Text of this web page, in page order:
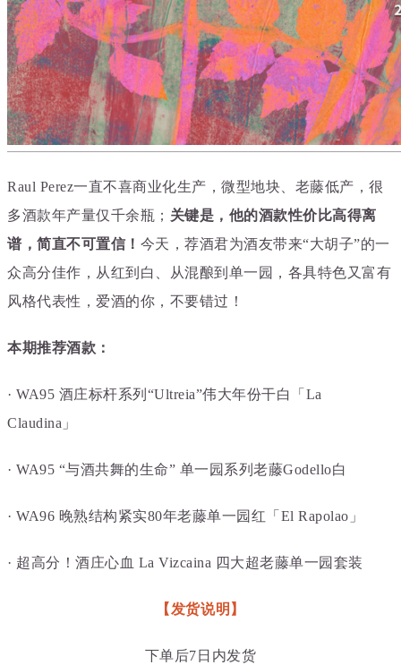
Raul Perez一直不喜商业化生产，微型地块、老藤低产，很
多酒款年产量仅千余瓶； 关键是，他的酒款性价比高得离
谱，简直不可置信！ 今天，荐酒君为酒友带来“大胡子”的一
众高分佳作，从红到白、从混酿到单一园，各具特色又富有
风格代表性，爱酒的你，不要错过！
本期推荐酒款：
· WA95 酒庄标杆系列“Ultreia”伟大年份干白「La
Claudina」
· WA95 “与酒共舞的生命” 单一园系列老藤Godello白
· WA96 晚熟结构紧实80年老藤单一园红「El Rapolao」
· 超高分！酒庄心血 La Vizcaina 四大超老藤单一园 套装
【发货说明】
下单后7日内发货